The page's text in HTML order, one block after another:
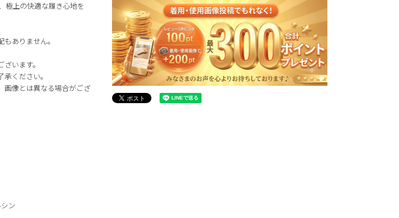
極上の快適な履き心地を
ありません。
います。
ください。
画像とは異なる場合がござ
ン